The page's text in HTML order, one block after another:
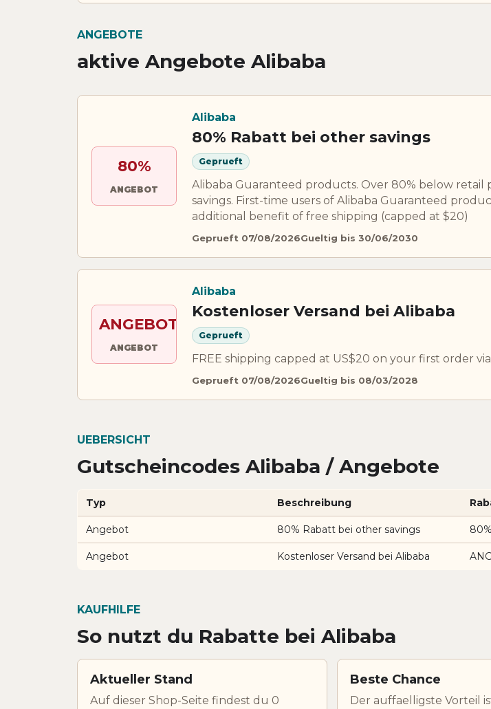
ANGEBOTE
aktive Angebote Alibaba
80%
ANGEBOT
Alibaba
80% Rabatt bei other savings
Geprueft
Alibaba Guaranteed products. Over 80% below
savings. First-time users of Alibaba Guaranteed
additional benefit of free shipping (capped at $20)
Geprueft 07/08/2026Gueltig bis 30/06/2030
ANGEBOT
ANGEBOT
Alibaba
Kostenloser Versand bei Alibaba
Geprueft
FREE shipping capped at US$20 on your first order
Geprueft 07/08/2026Gueltig bis 08/03/2028
UEBERSICHT
Gutscheincodes Alibaba / Angebote
Typ Beschreibung
Angebot 80% Rabatt bei other savings 80%
Angebot Kostenloser Versand bei Alibaba
KAUFHILFE
So nutzt du Rabatte bei Alibaba
Aktueller Stand
Auf dieser Shop-Seite findest du 0
Beste Chance
Der auffaelligste Vorteil